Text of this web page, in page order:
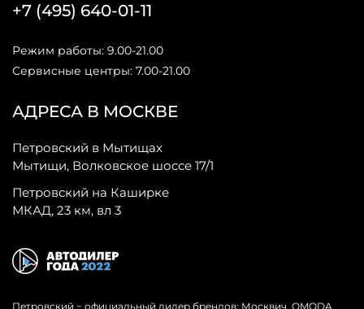
АДРЕСА В МОСКВЕ
Петровский в Мытищах
Мытищи, Волковское шоссе 17/1
Петровский на Каширке
МКАД, 23 км, вл 3
+7 (495) 640-01-11
Режим работы: 9.00-21.00
Сервисные центры: 7.00-21.00
Петровский − официальный дилер брендов: Москвич, OMODA,